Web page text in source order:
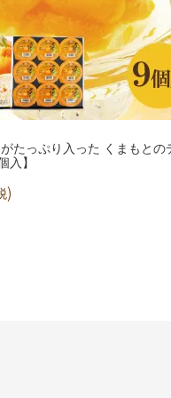
たっぷり入った くまもとの
入】
)